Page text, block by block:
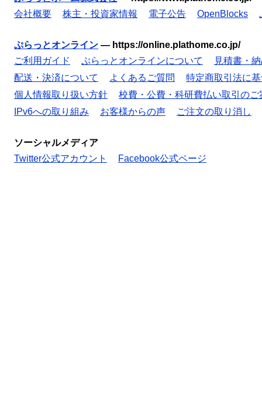
会社概要
株主・投資家情報 電子公告 OpenBlocks
ぷらっとオンライン — https://online.plathome.co.jp/
ご利用ガイド
ぷらっとオンラインについて
見積書・
配送・決済について
よくあるご質問
特定商取引法に
個人情報取り扱い方針
校費・公費・科研費払い取引のご
IPv6への取り組み
お客様からの声 ご注文の取り消し
ソーシャルメディア
Twitter公式アカウント
Facebook公式ページ